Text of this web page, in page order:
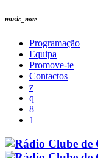
music_note
Programação
Equipa
Promove-te
Contactos